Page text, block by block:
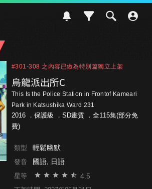
#301-308 之內容已做為特別篇獨立上架
#301-308 之內容已做為特別篇獨立上架
烏龍派出所C
This Is the Police Station in Frontof Kameari
Park in Katsushika Ward 231
2016 ． 保護級
．SD畫質 ．全115集(部分免
費)
類型 輕鬆幽默
發音 國語, 日語
星等 4.5